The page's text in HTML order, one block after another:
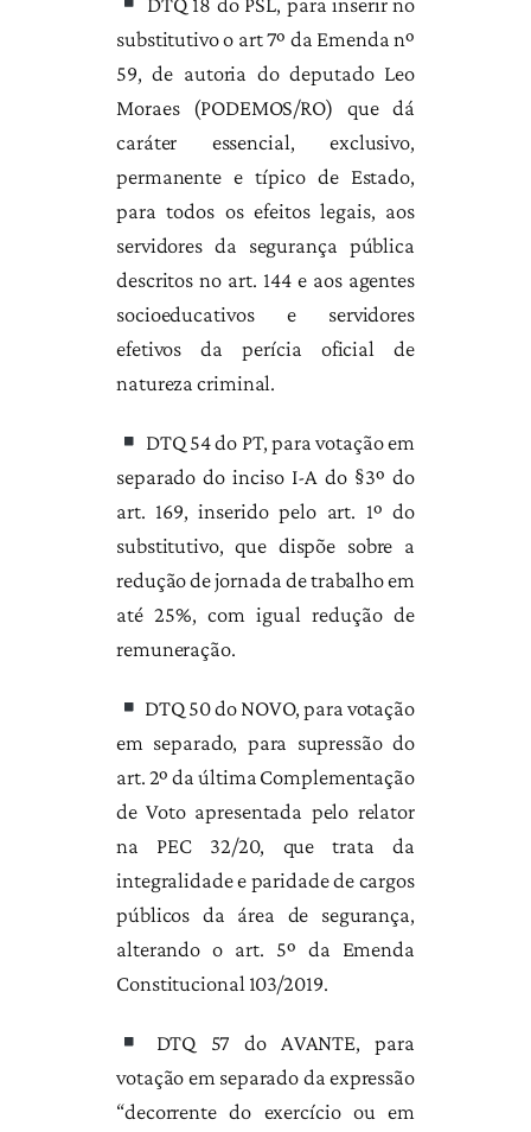
substitutivo o art 7º da Emenda nº
59, de autoria do deputado Leo
Moraes (PODEMOS/RO) que dá
caráter essencial, exclusivo,
permanente e típico de Estado,
para todos os efeitos legais, aos
servidores da segurança pública
descritos no art. 144 e aos agentes
socioeducativos e servidores
efetivos da perícia oficial de
natureza criminal.
DTQ 54 do PT, para votação em
separado do inciso I-A do §3º do
art. 169, inserido pelo art. 1º do
substitutivo, que dispõe sobre a
redução de jornada de trabalho em
até 25%, com igual redução de
remuneração.
DTQ 50 do NOVO, para votação
em separado, para supressão do
art. 2º da última Complementação
de Voto apresentada pelo relator
na PEC 32/20, que trata da
integralidade e paridade de cargos
públicos da área de segurança,
alterando o art. 5º da Emenda
Constitucional 103/2019.
DTQ 57 do AVANTE, para
votação em separado da expressão
“decorrente do exercício ou em